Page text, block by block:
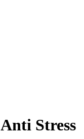
Anti Stress